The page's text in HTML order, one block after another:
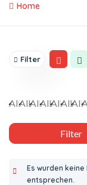
Home
Filter
Es wurden
entsprechen.